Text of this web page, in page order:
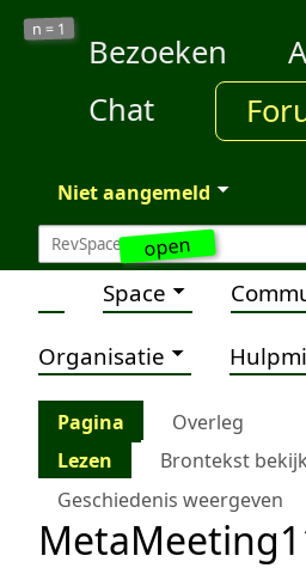
open
n = 1
Bezoeken
Chat
Niet aangemeld
Space
Organisatie
Pagina Overleg
Lezen
Brontekst
Geschiedenis weergeven